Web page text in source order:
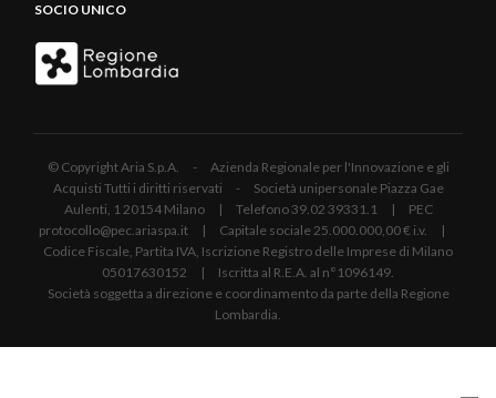
SOCIO UNICO
© Copyright Aria S.p.A. - Azienda Regionale per l'Innovazione e gli
Acquisti Tutti i diritti riservati - Società unipersonale Piazza Gae
Aulenti, 1 20154 Milano | Telefono 39.02 39331.1 | PEC
protocollo@pec.ariaspa.it | Capitale sociale 25.000.000,00 € i.v. |
Codice Fiscale, Partita IVA, Iscrizione Registro delle Imprese di Milano
05017630152 | Iscritta al R.E.A. al n°1096149.
Società soggetta a direzione e coordinamento da parte della Regione
Lombardia.